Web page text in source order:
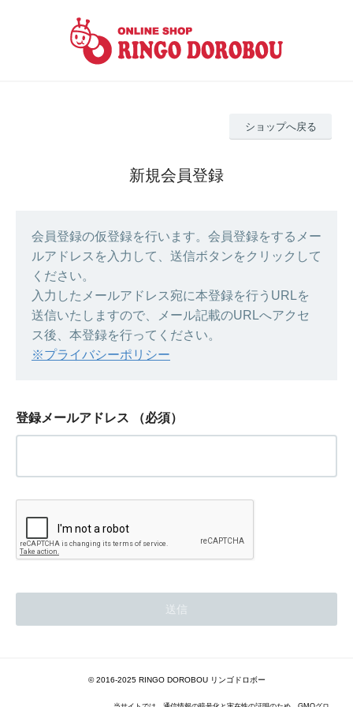
ショップへ戻る
新規会員登録
会員登録の仮登録を行います。会員登録をするメー
ルアドレスを入力して、送信ボタンをクリックして
ください。
入力したメールアドレス宛に本登録を行うURLを
送信いたしますので、メール記載のURLへアクセ
ス後、本登録を行ってください。
※プライバシーポリシー
登録メールアドレス （必須）
© 2016-2025 RINGO DOROBOU リンゴドロボー